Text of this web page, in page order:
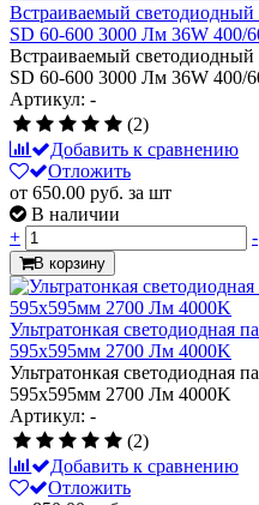
Встраиваемый светодиодный
SD 60-600 3000 Лм 36W 400/
Встраиваемый светодиодный
SD 60-600 3000 Лм 36W 400/
Артикул: -
(2)
Добавить к сравнению
Отложить
от 650.00 руб. за шт
В наличии
+
-
В корзину
Ультратонкая светодиодная
595х595мм 2700 Лм 4000K
Ультратонкая светодиодная
595х595мм 2700 Лм 4000K
Артикул: -
(2)
Добавить к сравнению
Отложить